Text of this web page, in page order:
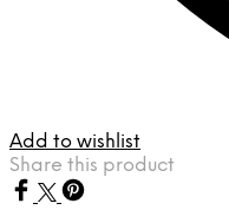
Add to wishlist
Share this product